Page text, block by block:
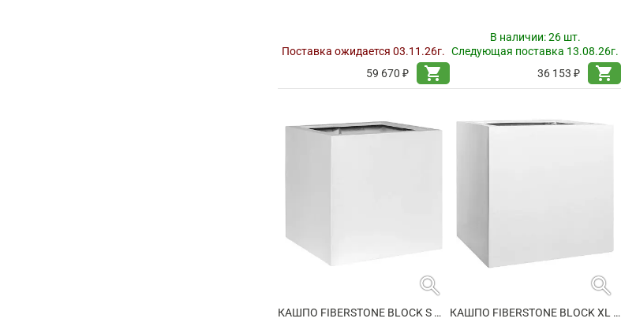
Поставка ожидается 03.11.26г.
59 670 ₽
shopping_cart
В наличии:26 шт.
Следующая поставка 13.08.26г.
36 153 ₽
shopping_cart
search
КАШПО FIBERSTONE BLOCK S MATT WHITE
search
КАШПО FIBERSTONE BLOCK XL GLOSSY WHITE